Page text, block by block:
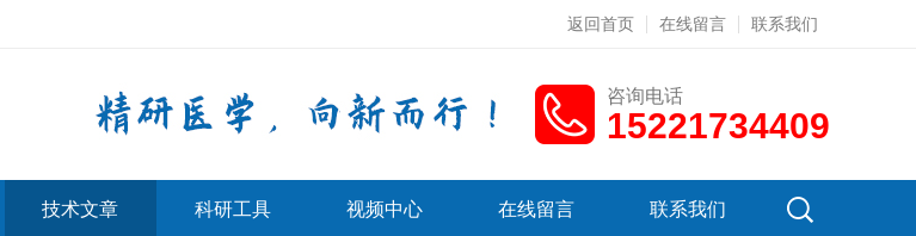
返回首页 在线留言 联系我们
咨询电话
15221734409
技术文章 科研工具 视频中心 在线留言 联系我们